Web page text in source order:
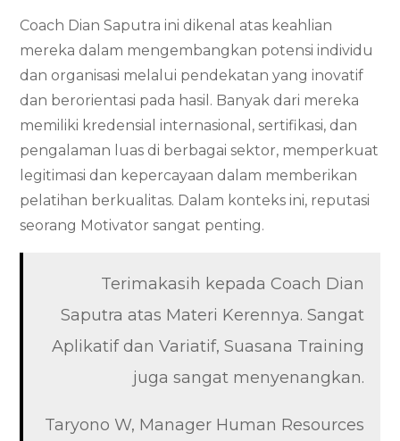
Coach Dian Saputra ini dikenal atas keahlian
mereka dalam mengembangkan potensi individu
dan organisasi melalui pendekatan yang inovatif
dan berorientasi pada hasil. Banyak dari mereka
memiliki kredensial internasional, sertifikasi, dan
pengalaman luas di berbagai sektor, memperkuat
legitimasi dan kepercayaan dalam memberikan
pelatihan berkualitas. Dalam konteks ini, reputasi
seorang Motivator sangat penting.
Terimakasih kepada Coach Dian
Saputra atas Materi Kerennya. Sangat
Aplikatif dan Variatif, Suasana Training
juga sangat menyenangkan.
Taryono W, Manager Human Resources